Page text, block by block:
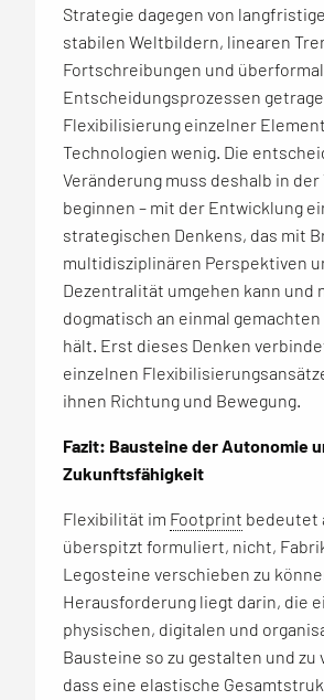
Strategie dagegen von
stabilen Weltbildern, linearen
Fortschreibungen und
Entscheidungsprozessen
Flexibilisierung einzelner
Technologien wenig. Die
Veränderung muss deshalb in der
beginnen – mit der Entwicklung
strategischen Denkens, das mit
multidisziplinären Perspektiven
Dezentralität umgehen kann und
dogmatisch an einmal
hält. Erst dieses Denken
einzelnen
ihnen Richtung und Bewegung.
Fazit: Bausteine der Autonomie
Zukunftsfähigkeit
Flexibilität im Footprint bedeutet
überspitzt formuliert, nicht,
Legosteine verschieben zu
Herausforderung liegt darin, die
physischen, digitalen und
Bausteine so zu gestalten und zu
dass eine elastische